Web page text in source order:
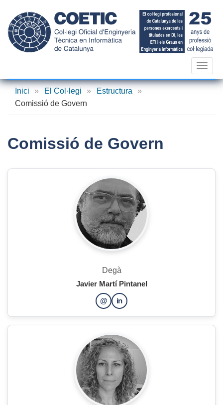
contingut
Inici
» El Col·legi » Estructura
»
Comissió de Govern
Comissió de Govern
Degà
Javier Martí Pintanel
@
in